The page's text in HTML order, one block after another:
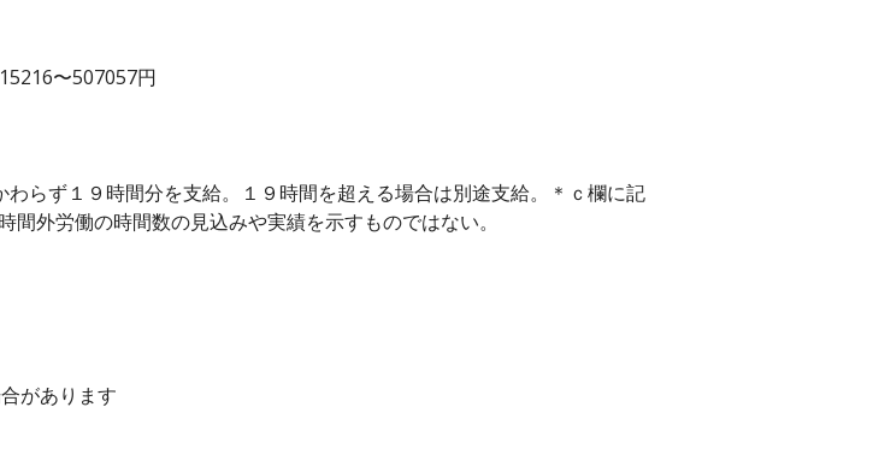
〜507057円
らず１９時間分を支給。１９時間を超える場合は別途支給。＊ｃ欄に記
外労働の時間数の見込みや実績を示すものではない。
があります